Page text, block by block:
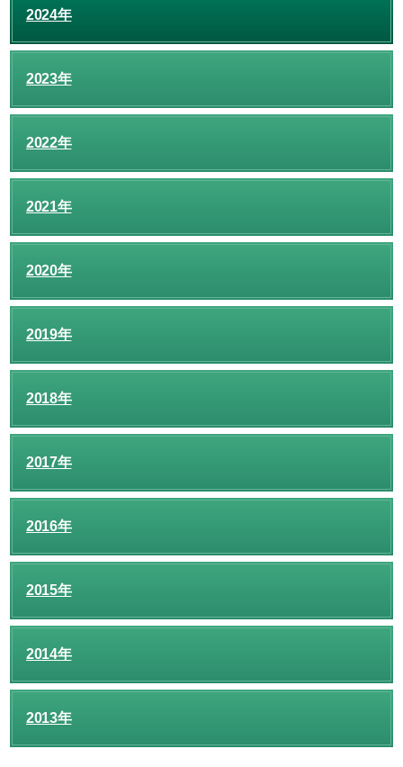
2024年
2023年
2022年
2021年
2020年
2019年
2018年
2017年
2016年
2015年
2014年
2013年